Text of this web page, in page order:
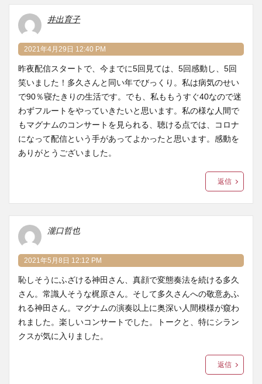
井出育子
2021年4月29日 12:40 PM
昨夜配信スタートで、今までに5回見ては、5回感動し、5回
笑いました！多久さんと同い年でびっくり。私は病気のせい
で90％寝たきりの生活です。でも、私ももうすぐ40なので迷
わずフルートをやっていきたいと思います。私の様な人間で
もマグナムのコンサートを見られる、聴ける点では、コロナ
になって配信という手があってよかったと思います。感動を
ありがとうございました。
返信
瀧口哲也
2021年5月8日 12:12 PM
恥しそうにふざける神田さん、真顔で変態奏法を続ける多久
さん。常識人そうな梶原さん。そして多久さんへの敬意あふ
れる神田さん。マグナムの演奏以上に奥深い人間模様が窺わ
れました。楽しいコンサートでした。トークと、特にシラン
クスが気に入りました。
返信